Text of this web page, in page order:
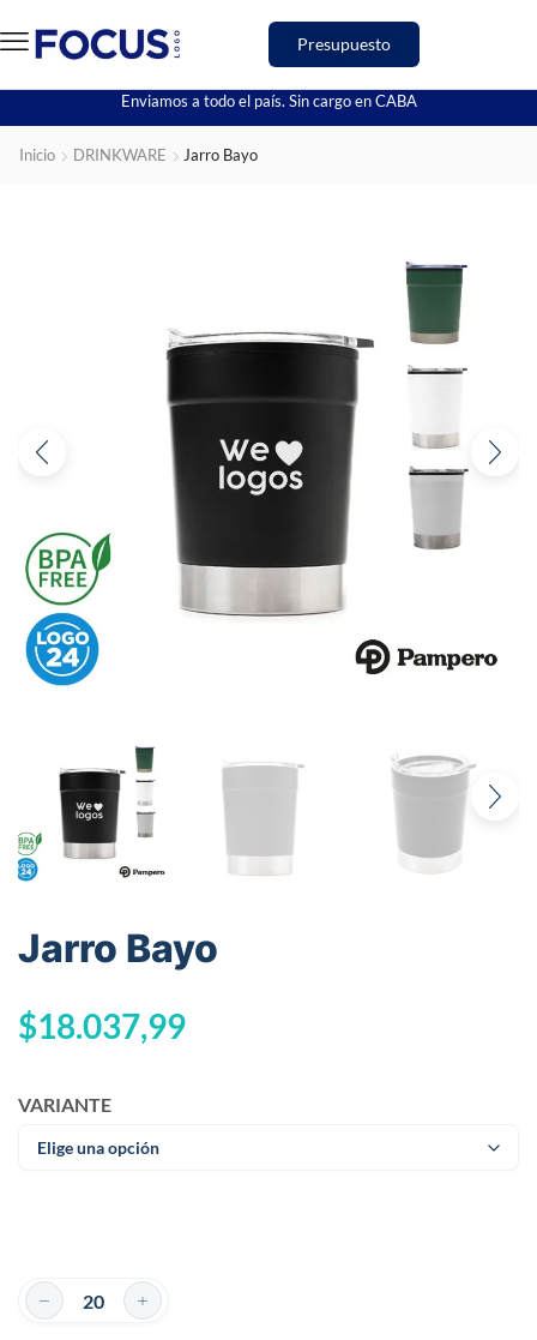
Presupuesto
Enviamos a todo el país. Sin cargo en CABA
Inicio DRINKWARE Jarro Bayo
Jarro Bayo
$18.037,99
VARIANTE